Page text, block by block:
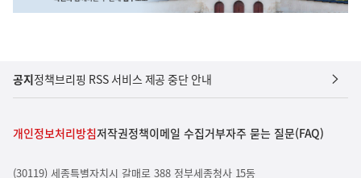
공지정책브리핑 RSS 서비스 제공 중단 안내
개인정보처리방침저작권정책이메일 수집거부자주 묻는 질문(FAQ)
(30119) 세종특별자치시 갈매로 388 정부세종청사 15동